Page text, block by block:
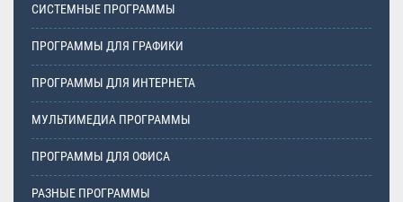
СИСТЕМНЫЕ ПРОГРАММЫ
ПРОГРАММЫ ДЛЯ ГРАФИКИ
ПРОГРАММЫ ДЛЯ ИНТЕРНЕТА
МУЛЬТИМЕДИА ПРОГРАММЫ
ПРОГРАММЫ ДЛЯ ОФИСА
РАЗНЫЕ ПРОГРАММЫ